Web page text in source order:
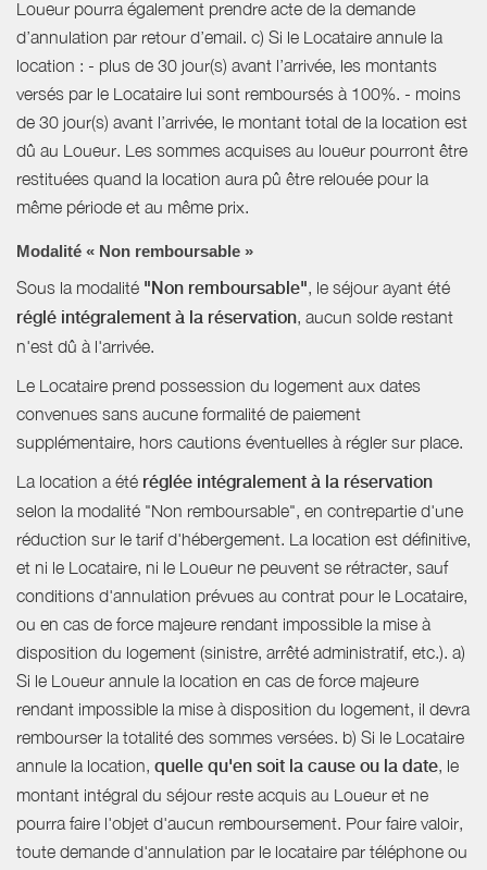
Loueur pourra également prendre acte de la demande
d’annulation par retour d’email. c) Si le Locataire annule la
location : - plus de 30 jour(s) avant l’arrivée, les montants
versés par le Locataire lui sont remboursés à 100%. - moins
de 30 jour(s) avant l’arrivée, le montant total de la location est
dû au Loueur. Les sommes acquises au loueur pourront être
restituées quand la location aura pû être relouée pour la
même période et au même prix.
Modalité « Non remboursable »
Sous la modalité "Non remboursable", le séjour ayant été
réglé intégralement à la réservation, aucun solde restant
n'est dû à l'arrivée.
Le Locataire prend possession du logement aux dates
convenues sans aucune formalité de paiement
supplémentaire, hors cautions éventuelles à régler sur place.
La location a été réglée intégralement à la réservation
selon la modalité "Non remboursable", en contrepartie d'une
réduction sur le tarif d'hébergement. La location est définitive,
et ni le Locataire, ni le Loueur ne peuvent se rétracter, sauf
conditions d'annulation prévues au contrat pour le Locataire,
ou en cas de force majeure rendant impossible la mise à
disposition du logement (sinistre, arrêté administratif, etc.). a)
Si le Loueur annule la location en cas de force majeure
rendant impossible la mise à disposition du logement, il devra
rembourser la totalité des sommes versées. b) Si le Locataire
annule la location, quelle qu'en soit la cause ou la date, le
montant intégral du séjour reste acquis au Loueur et ne
pourra faire l'objet d'aucun remboursement. Pour faire valoir,
toute demande d'annulation par le locataire par téléphone ou